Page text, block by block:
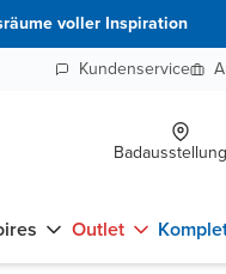
voller Inspiration
Kundenservice
Outlet